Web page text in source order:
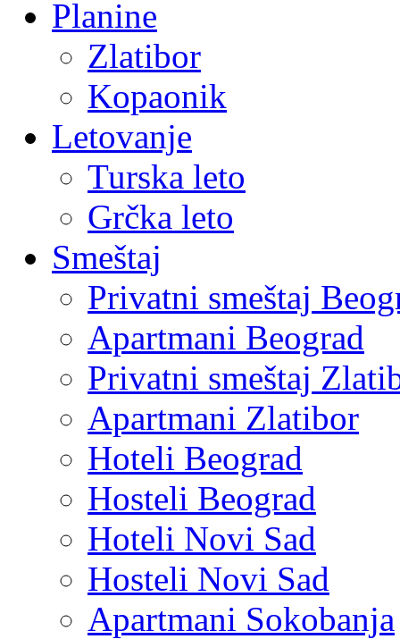
Planine
Zlatibor
Kopaonik
Letovanje
Turska leto
Grčka leto
Smeštaj
Privatni smeštaj
Apartmani Beograd
Privatni smeštaj
Apartmani Zlatibor
Hoteli Beograd
Hosteli Beograd
Hoteli Novi Sad
Hosteli Novi Sad
Apartmani Sokobanja